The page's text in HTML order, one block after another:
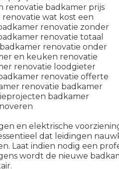
en elektrische
dat leidingen
Laat indien nodig een
wordt de nieuwe